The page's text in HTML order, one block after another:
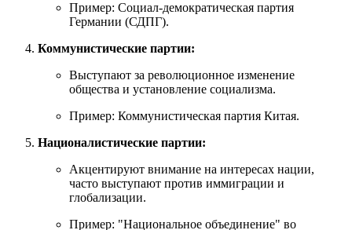
Пример: Социал-демократическая партия
Германии (СДПГ).
Коммунистические партии:
Выступают за революционное изменение
общества и установление социализма.
Пример: Коммунистическая партия Китая.
Националистические партии:
Акцентируют внимание на интересах нации,
часто выступают против иммиграции и
глобализации.
Пример: "Национальное объединение" во